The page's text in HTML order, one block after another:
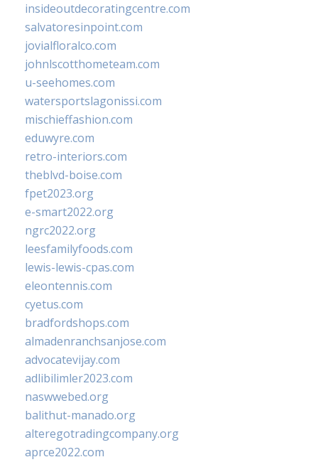
insideoutdecoratingcentre.com
salvatoresinpoint.com
jovialfloralco.com
johnlscotthometeam.com
u-seehomes.com
watersportslagonissi.com
mischieffashion.com
eduwyre.com
retro-interiors.com
theblvd-boise.com
fpet2023.org
e-smart2022.org
ngrc2022.org
leesfamilyfoods.com
lewis-lewis-cpas.com
eleontennis.com
cyetus.com
bradfordshops.com
almadenranchsanjose.com
advocatevijay.com
adlibilimler2023.com
naswwebed.org
balithut-manado.org
alteregotradingcompany.org
aprce2022.com